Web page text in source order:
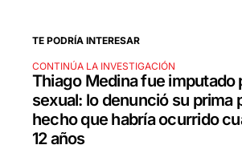
TE PODRÍA INTERESAR
CONTINÚA LA INVESTIGACIÓN
Thiago Medina fue imputado
sexual: lo denunció su prima
hecho que habría ocurrido
12 años